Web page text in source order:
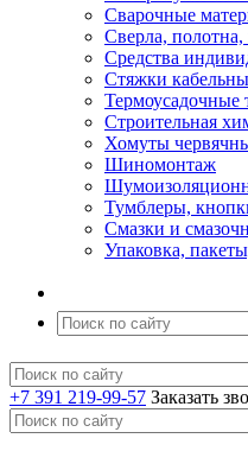
Сварочные
Сверла,
Средства
Стяжки
Термоусадочные
Строительная
Хомуты
Шиномонтаж
Тумблеры,
Смазки и
Упаковка,
+7 391 219-99-57 Заказать